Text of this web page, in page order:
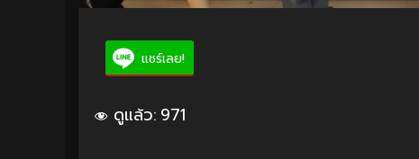
แชร์เลย!
ดูแล้ว: 971